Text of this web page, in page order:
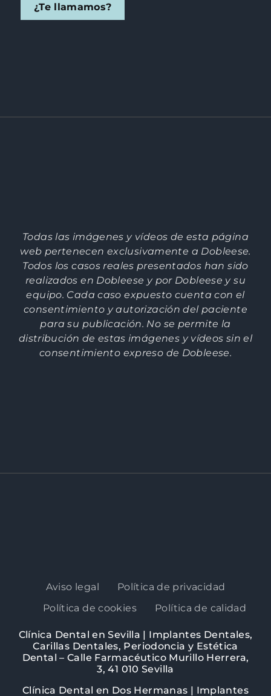
¿Te llamamos?
Todas las imágenes y vídeos de esta página
web pertenecen exclusivamente a Dobleese.
Todos los casos reales presentados han sido
realizados en Dobleese y por Dobleese y su
equipo. Cada caso expuesto cuenta con el
consentimiento y autorización del paciente
para su publicación. No se permite la
distribución de estas imágenes y vídeos sin el
consentimiento expreso de Dobleese.
Aviso legal
Política de privacidad
Política de cookies
Política de calidad
Clínica Dental en Sevilla | Implantes Dentales,
Carillas Dentales, Periodoncia y Estética
Dental – Calle Farmacéutico Murillo Herrera,
3, 41 010 Sevilla
Clínica Dental en Dos Hermanas | Implantes